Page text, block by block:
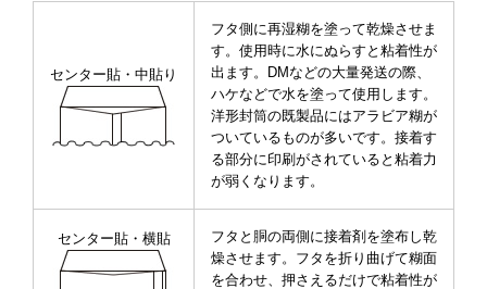
センター貼・中貼り
フタ側に再湿糊を塗って乾燥させま
す。使用時に水にぬらすと粘着性が
出ます。DMなどの大量発送の際、
ハケなどで水を塗って使用します。
洋形封筒の既製品にはアラビア糊が
ついているものが多いです。接着す
る部分に印刷がされていると粘着力
が弱くなります。
センター貼・横貼
フタと胴の両側に接着剤を塗布し乾
燥させます。フタを折り曲げて糊面
を合わせ、押さえるだけで粘着性が